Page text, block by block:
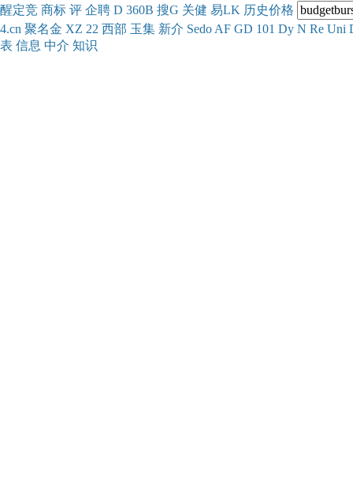
醒定竞 商标 评 企聘 D 360B 搜G 关健 易LK 历史价格
4.cn 聚名金 XZ 22 西部 玉集 新介 Sedo AF GD 101 Dy N Re Uni
表 信息 中介 知识